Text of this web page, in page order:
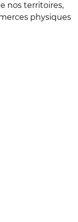
nos territoires,
physiques